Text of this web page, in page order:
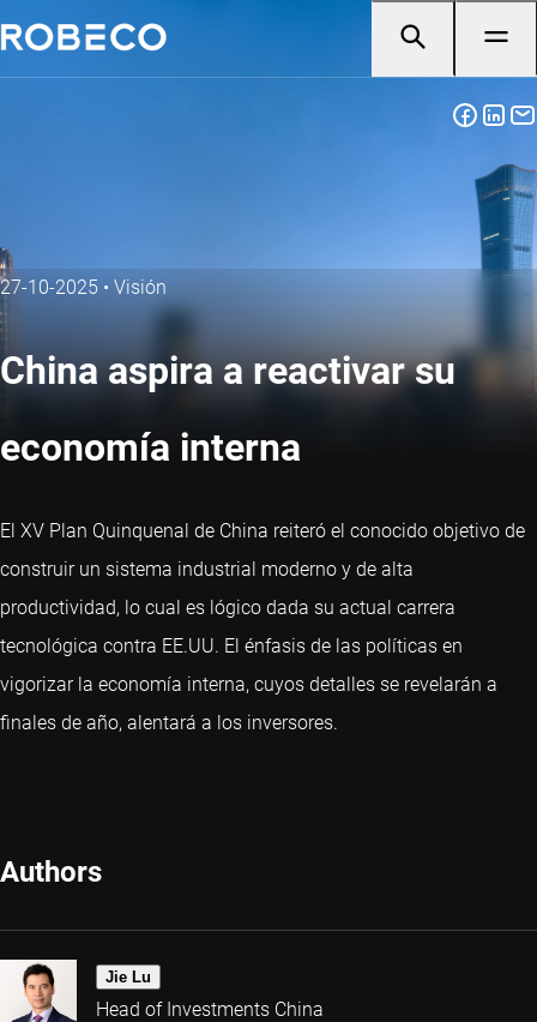
27-10-2025 • Visión
China aspira a reactivar su
economía interna
El XV Plan Quinquenal de China reiteró el conocido objetivo de
construir un sistema industrial moderno y de alta
productividad, lo cual es lógico dada su actual carrera
tecnológica contra EE.UU. El énfasis de las políticas en
vigorizar la economía interna, cuyos detalles se revelarán a
finales de año, alentará a los inversores.
Authors
Jie Lu
Head of Investments China